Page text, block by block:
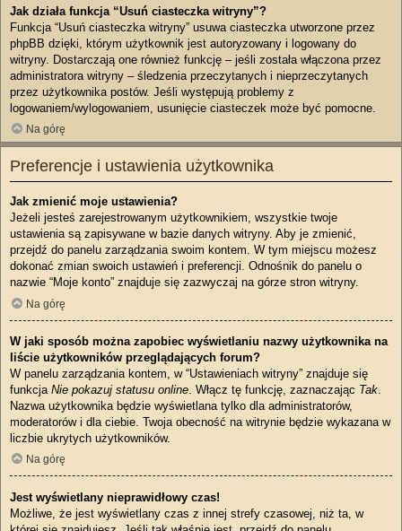
Jak działa funkcja “Usuń ciasteczka witryny”?
Funkcja “Usuń ciasteczka witryny” usuwa ciasteczka utworzone przez
phpBB dzięki, którym użytkownik jest autoryzowany i logowany do
witryny. Dostarczają one również funkcję – jeśli została włączona przez
administratora witryny – śledzenia przeczytanych i nieprzeczytanych
przez użytkownika postów. Jeśli występują problemy z
logowaniem/wylogowaniem, usunięcie ciasteczek może być pomocne.
Na górę
Preferencje i ustawienia użytkownika
Jak zmienić moje ustawienia?
Jeżeli jesteś zarejestrowanym użytkownikiem, wszystkie twoje
ustawienia są zapisywane w bazie danych witryny. Aby je zmienić,
przejdź do panelu zarządzania swoim kontem. W tym miejscu możesz
dokonać zmian swoich ustawień i preferencji. Odnośnik do panelu o
nazwie “Moje konto” znajduje się zazwyczaj na górze stron witryny.
Na górę
W jaki sposób można zapobiec wyświetlaniu nazwy użytkownika na
liście użytkowników przeglądających forum?
W panelu zarządzania kontem, w “Ustawieniach witryny” znajduje się
funkcja Nie pokazuj statusu online . Włącz tę funkcję, zaznaczając Tak
Nazwa użytkownika będzie wyświetlana tylko dla administratorów,
moderatorów i dla ciebie. Twoja obecność na witrynie będzie wykazana w
liczbie ukrytych użytkowników.
Na górę
Jest wyświetlany nieprawidłowy czas!
Możliwe, że jest wyświetlany czas z innej strefy czasowej, niż ta, w